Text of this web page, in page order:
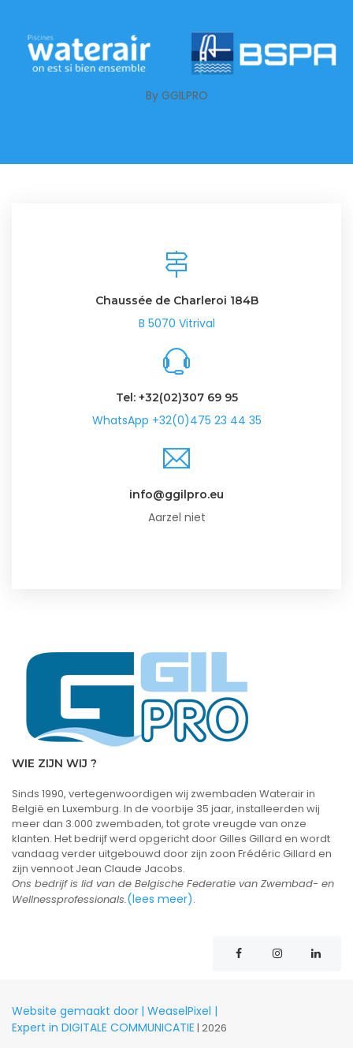
By GGILPRO
Chaussée de Charleroi 184B
B 5070 Vitrival
Tel: +32(02)307 69 95
WhatsApp +32(0)475 23 44 35
info@ggilpro.eu
Aarzel niet
WIE ZIJN WIJ ?
Sinds 1990, vertegenwoordigen wij zwembaden Waterair in
België en Luxemburg. In de voorbije 35 jaar, installeerden wij
meer dan 3.000 zwembaden, tot grote vreugde van onze
klanten. Het bedrijf werd opgericht door Gilles Gillard en wordt
vandaag verder uitgebouwd door zijn zoon Frédéric Gillard en
zijn vennoot Jean Claude Jacobs.
Ons bedrijf is lid van de Belgische Federatie van Zwembad- en
Wellnessprofessionals.(lees meer).
Website gemaakt door | WeaselPixel |
Expert in DIGITALE COMMUNICATIE | 2026